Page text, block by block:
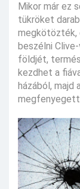
Mikor már ez
tükröket
megkötözték,
beszélni
földjét,
kezdhet a
házából, majd